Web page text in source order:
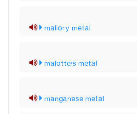
mallory metal
malotte's metal
manganese metal